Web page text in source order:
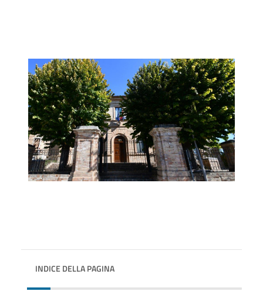
INDICE DELLA PAGINA